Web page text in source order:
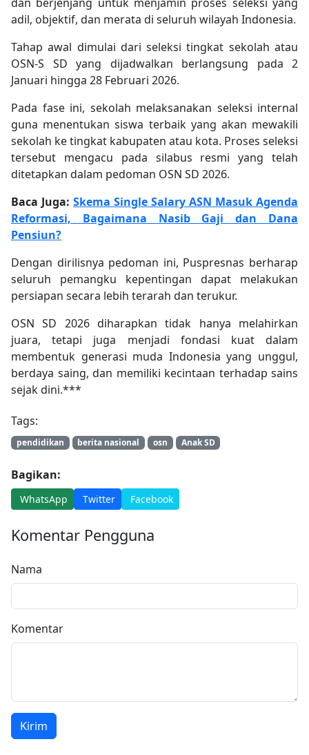
adil, objektif, dan merata di seluruh wilayah Indonesia.
Tahap awal dimulai dari seleksi tingkat sekolah atau
OSN-S SD yang dijadwalkan berlangsung pada 2
Januari hingga 28 Februari 2026.
Pada fase ini, sekolah melaksanakan seleksi internal
guna menentukan siswa terbaik yang akan mewakili
sekolah ke tingkat kabupaten atau kota. Proses seleksi
tersebut mengacu pada silabus resmi yang telah
ditetapkan dalam pedoman OSN SD 2026.
Baca Juga: Skema Single Salary ASN Masuk Agenda
Reformasi, Bagaimana Nasib Gaji dan Dana
Pensiun?
Dengan dirilisnya pedoman ini, Puspresnas berharap
seluruh pemangku kepentingan dapat melakukan
persiapan secara lebih terarah dan terukur.
OSN SD 2026 diharapkan tidak hanya melahirkan
juara, tetapi juga menjadi fondasi kuat dalam
membentuk generasi muda Indonesia yang unggul,
berdaya saing, dan memiliki kecintaan terhadap sains
sejak dini.***
Tags:
pendidikan berita nasional osn Anak SD
Bagikan:
WhatsApp Twitter Facebook
Komentar Pengguna
Nama
Komentar
Kirim